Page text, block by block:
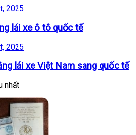
2025
lái xe ô tô quốc tế
2025
lái xe Việt Nam sang quốc tế
nhất